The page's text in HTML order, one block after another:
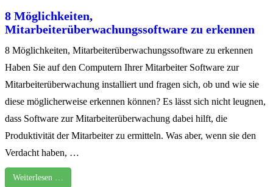
8 Möglichkeiten,
Mitarbeiterüberwachungssoftware zu erkennen
8 Möglichkeiten, Mitarbeiterüberwachungssoftware zu erkennen
Haben Sie auf den Computern Ihrer Mitarbeiter Software zur
Mitarbeiterüberwachung installiert und fragen sich, ob und wie sie
diese möglicherweise erkennen können? Es lässt sich nicht leugnen,
dass Software zur Mitarbeiterüberwachung dabei hilft, die
Produktivität der Mitarbeiter zu ermitteln. Was aber, wenn sie den
Verdacht haben, …
Weiterlesen …